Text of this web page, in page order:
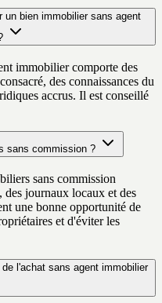
bien immobilier sans agent
immobilier comporte des
des connaissances du
accrus. Il est conseillé
sans commission ?
sans commission
journaux locaux et des
une bonne opportunité de
et d'éviter les
l'achat sans agent immobilier